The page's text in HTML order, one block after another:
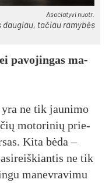
Asociatyvi nuotr.
dau­giau, ta­čiau ra­my­bės
pa­vo­jin­gas ma­
yra ne tik jau­ni­mo
mo­to­ri­nių prie­
Ki­ta bė­da –
ne tik
ma­nev­ra­vi­mu